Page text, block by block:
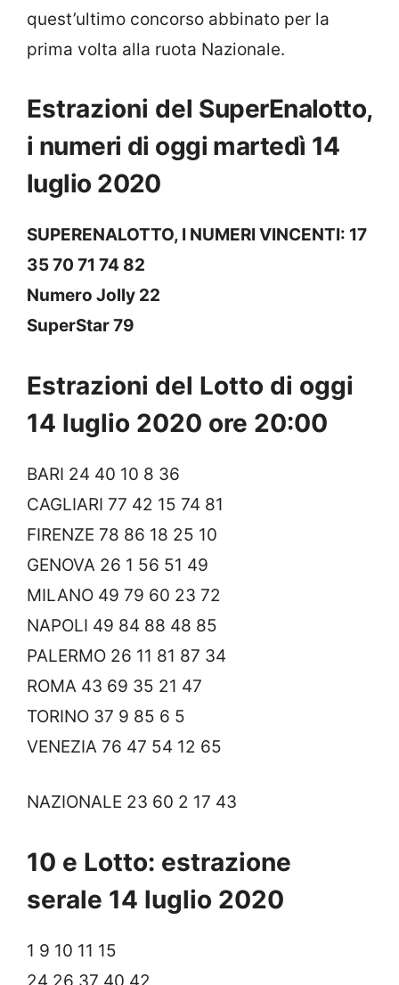
quest’ultimo concorso abbinato per la
prima volta alla ruota Nazionale.
Estrazioni del SuperEnalotto,
i numeri di oggi martedì 14
luglio 2020
SUPERENALOTTO, I NUMERI VINCENTI: 17
35 70 71 74 82
Numero Jolly 22
SuperStar 79
Estrazioni del Lotto di oggi
14 luglio 2020 ore 20:00
BARI 24 40 10 8 36
CAGLIARI 77 42 15 74 81
FIRENZE 78 86 18 25 10
GENOVA 26 1 56 51 49
MILANO 49 79 60 23 72
NAPOLI 49 84 88 48 85
PALERMO 26 11 81 87 34
ROMA 43 69 35 21 47
TORINO 37 9 85 6 5
VENEZIA 76 47 54 12 65
NAZIONALE 23 60 2 17 43
10 e Lotto: estrazione
serale 14 luglio 2020
1 9 10 11 15
24 26 37 40 42